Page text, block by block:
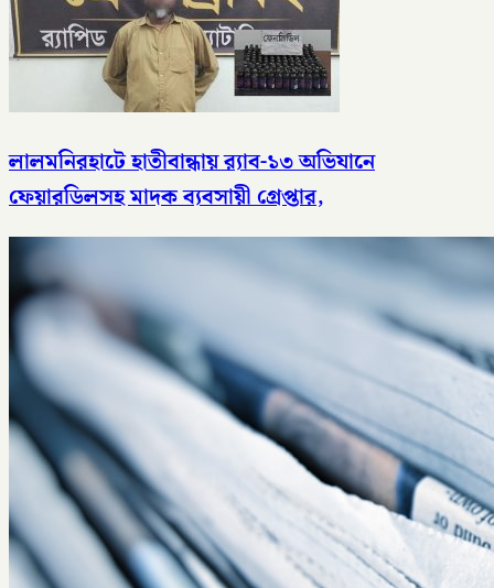
লালমনিরহাটে হাতীবান্ধায় র‌্যাব-১৩ অভিযানে
ফেয়ারডিলসহ মাদক ব্যবসায়ী গ্রেপ্তার,